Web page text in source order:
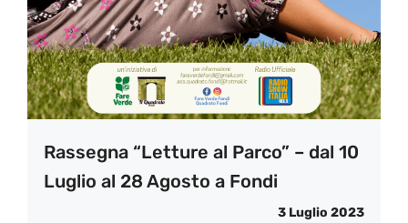
Rassegna “Letture al Parco” – dal 10
Luglio al 28 Agosto a Fondi
3 Luglio 2023